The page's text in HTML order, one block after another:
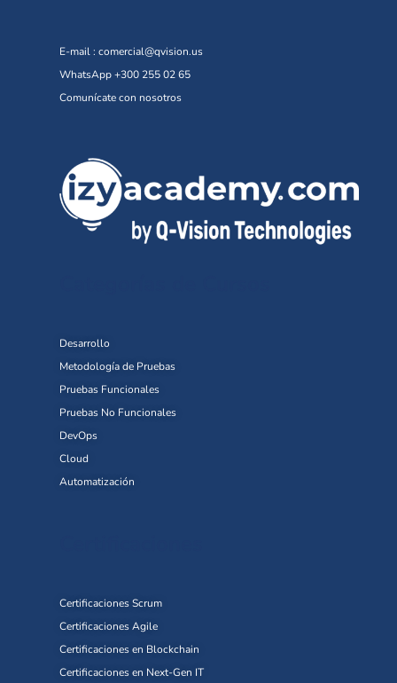
E-mail : comercial@qvision.us
WhatsApp +300 255 02 65
Comunícate con nosotros
Desarrollo
Metodología de Pruebas
Pruebas Funcionales
Pruebas No Funcionales
DevOps
Cloud
Automatización
Certificaciones Scrum
Certificaciones Agile
Certificaciones en Blockchain
Certificaciones en Next-Gen IT